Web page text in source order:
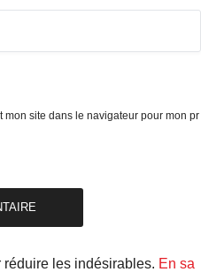
mon site dans le navigateur pour mon pr
les indésirables. En sa